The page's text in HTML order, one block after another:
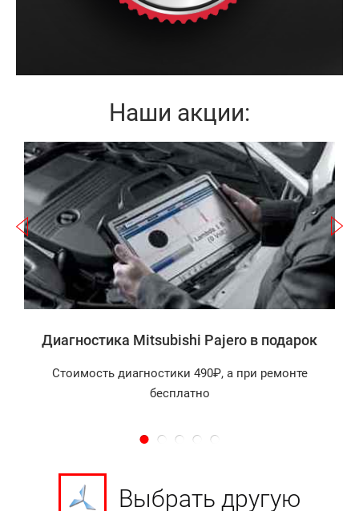
Наши акции:
Записаться
Диагностика Mitsubishi Pajero в подарок
Стоимость диагностики 490₽, а при ремонте
бесплатно
Выбрать другую